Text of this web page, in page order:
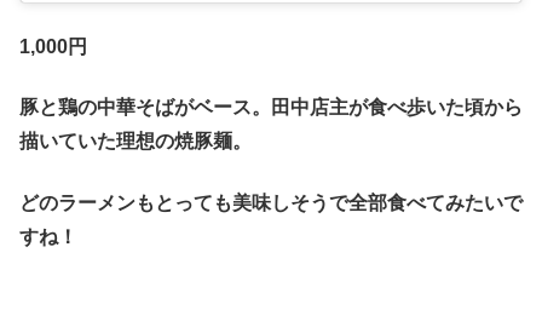
1,000円
豚と鶏の中華そばがベース。田中店主が食べ歩いた頃から
描いていた理想の焼豚麺。
どのラーメンもとっても美味しそうで全部食べてみたいで
すね！